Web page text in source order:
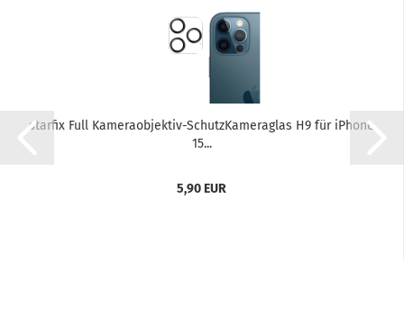
star­fix Full Kameraobjektiv-​​Schutz­Ka­me­ra­glas H9 für iPho­ne
15...
5,90 EUR